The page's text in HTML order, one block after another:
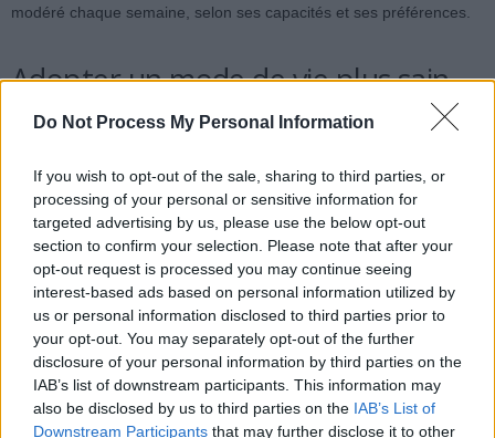
Do Not Process My Personal Information
If you wish to opt-out of the sale, sharing to third parties, or
processing of your personal or sensitive information for
targeted advertising by us, please use the below opt-out
section to confirm your selection. Please note that after your
opt-out request is processed you may continue seeing
interest-based ads based on personal information utilized by
us or personal information disclosed to third parties prior to
your opt-out. You may separately opt-out of the further
disclosure of your personal information by third parties on the
IAB’s list of downstream participants. This information may
also be disclosed by us to third parties on the IAB’s List of
Downstream Participants that may further disclose it to other
modéré chaque semaine, selon ses capacités et ses préférences.
Adopter un mode de vie plus sain
Changer certaines habitudes a un impact direct. Arrêter de fumer,
contribuent à réduire le risque. En effet, un sommeil insuffisant ou
de mauvaise qualité est associé à une augmentation de
l’hypertension, du diabète et des AVC.
Enfin, un suivi médical régulier permet de surveiller les principaux
indicateurs de santé et d’intervenir rapidement en cas de problème.
Des changements de mode de vie, même modestes mais réguliers,
peuvent réduire significativement le risque cardiovasculaire à long
terme.